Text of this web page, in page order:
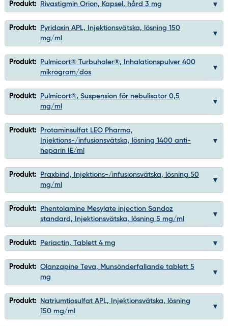
Produkt: Rivastigmin Orion, Kapsel, hård 3 mg
Produkt:
Pyridoxin APL, Injektionsvätska, lösning 150
mg/ml
Produkt:
Pulmicort® Turbuhaler®, Inhalationspulver 400
mikrogram/dos
Produkt:
Pulmicort®, Suspension för nebulisator 0,5
mg/ml
Produkt:
Protaminsulfat LEO Pharma,
Injektions-/infusionsvätska, lösning 1400 anti-
heparin IE/ml
Produkt:
Praxbind, Injektions-/infusionsvätska, lösning 50
mg/ml
Produkt:
Phentolamine Mesylate injection Sandoz
standard, Injektionsvätska, lösning 5 mg/ml
Produkt: Periactin, Tablett 4 mg
Produkt: Olanzapine Teva, Munsönderfallande tablett 5
mg
Produkt:
Natriumtiosulfat APL, Injektionsvätska, lösning
150 mg/ml